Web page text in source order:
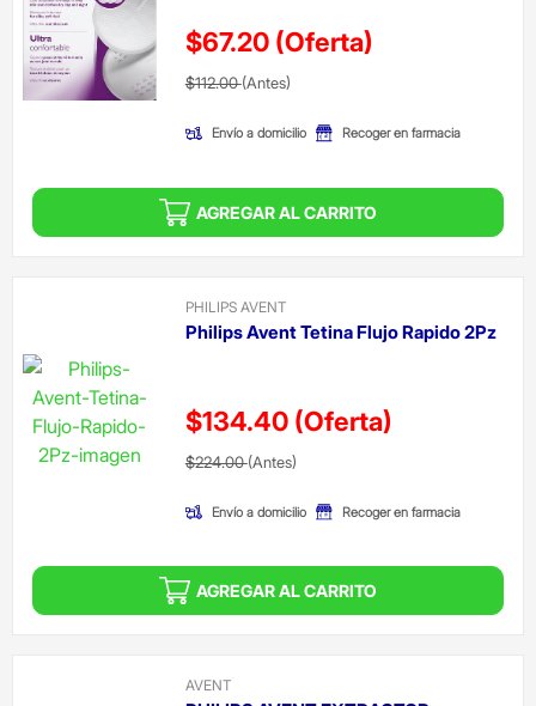
$67.20 (Oferta)
Precio reducido de
$112.00(Antes)(Oferta)
Envío a domicilio Recoger en farmacia
AGREGAR AL CARRITO
PHILIPS AVENT
Philips Avent Tetina Flujo Rapido 2Pz
$134.40 (Oferta)
Precio reducido de
$224.00(Antes)(Oferta)
Envío a domicilio Recoger en farmacia
AGREGAR AL CARRITO
AVENT